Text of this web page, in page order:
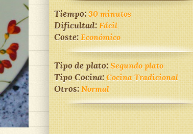
Tiempo:30 minutos
Dificultad:Fácil
Coste:Económico
Tipo de plato:Segundo plato
Tipo Cocina:Cocina Tradicional
Otros:Normal